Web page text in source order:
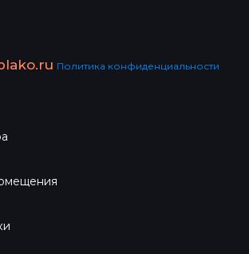
Политика конфиденциальности